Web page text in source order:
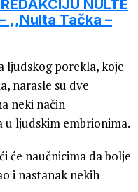
NULTE
,,Nulta Tačka –
ljudskog porekla, koje
narasle su dve
neki način
u ljudskim embrionima.
će naučnicima da bolje
i nastanak nekih